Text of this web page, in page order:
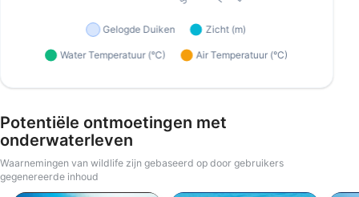
Potentiële ontmoetingen met
onderwaterleven
Waarnemingen van wildlife zijn gebaseerd op door gebruikers
gegenereerde inhoud